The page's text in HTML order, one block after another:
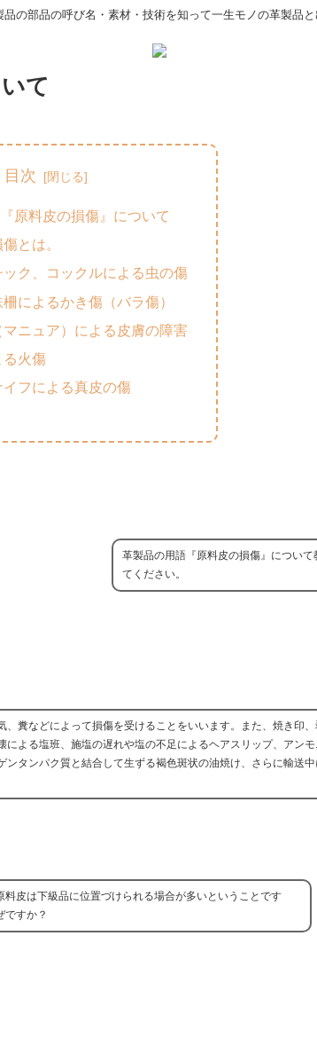
品の部品の呼び名・素材・技術を知って一生モノの革製品と
て
目次
原料皮の損傷』について
とは。
ック、コックルによる虫の傷
によるかき傷（バラ傷）
ニュア）による皮膚の障害
る火傷
フによる真皮の傷
革製品の用語『原料皮の損傷』について
てください。
糞などによって損傷を受けることをいいます。また、焼き印
よる塩班、施塩の遅れや塩の不足によるヘアスリップ、アン
タンパク質と結合して生ずる褐色斑状の油焼け、さらに輸送
料皮は下級品に位置づけられる場合が多いということです
ですか？